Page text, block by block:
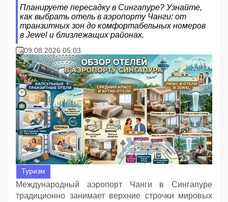
Планируете пересадку в Сингапуре? Узнайте,
как выбрать отель в аэропорту Чанги: от
транзитных зон до комфортабельных номеров
в Jewel и близлежащих районах.
09.08.2026 05:03
Туризм
Международный аэропорт Чанги в Сингапуре
традиционно занимает верхние строчки мировых